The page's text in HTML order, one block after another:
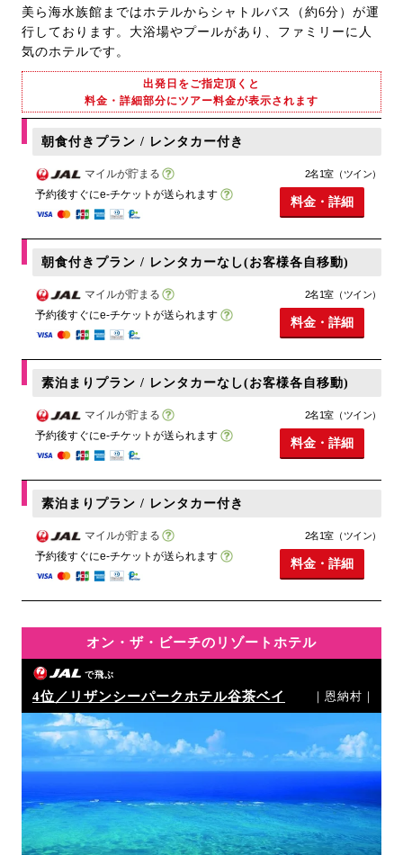
美ら海水族館まではホテルからシャトルバス（約6分）が運
行しております。大浴場やプールがあり、ファミリーに人
気のホテルです。
出発日をご指定頂くと
料金・詳細部分にツアー料金が表示されます
朝食付きプラン / レンタカー付き
マイルが貯まる
予約後すぐにe-チケットが送られます
2名1室（ツイン）
料金・詳細
朝食付きプラン / レンタカーなし(お客様各自移動)
マイルが貯まる
予約後すぐにe-チケットが送られます
2名1室（ツイン）
料金・詳細
素泊まりプラン / レンタカーなし(お客様各自移動)
マイルが貯まる
予約後すぐにe-チケットが送られます
2名1室（ツイン）
料金・詳細
素泊まりプラン / レンタカー付き
マイルが貯まる
予約後すぐにe-チケットが送られます
2名1室（ツイン）
料金・詳細
オン・ザ・ビーチのリゾートホテル
で飛ぶ
4位／リザンシーパークホテル谷茶ベイ ｜恩納村｜